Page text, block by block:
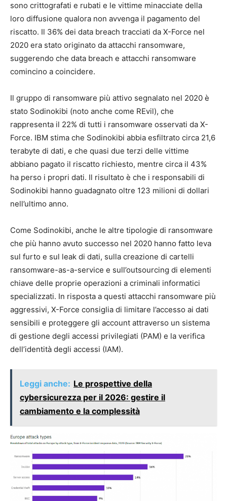
sono crittografati e rubati e le vittime minacciate della
loro diffusione qualora non avvenga il pagamento del
riscatto. Il 36% dei data breach tracciati da X-Force nel
2020 era stato originato da attacchi ransomware,
suggerendo che data breach e attacchi ransomware
comincino a coincidere.
Il gruppo di ransomware più attivo segnalato nel 2020 è
stato Sodinokibi (noto anche come REvil), che
rappresenta il 22% di tutti i ransomware osservati da X-
Force. IBM stima che Sodinokibi abbia esfiltrato circa 21,6
terabyte di dati, e che quasi due terzi delle vittime
abbiano pagato il riscatto richiesto, mentre circa il 43%
ha perso i propri dati. Il risultato è che i responsabili di
Sodinokibi hanno guadagnato oltre 123 milioni di dollari
nell’ultimo anno.
Come Sodinokibi, anche le altre tipologie di ransomware
che più hanno avuto successo nel 2020 hanno fatto leva
sul furto e sul leak di dati, sulla creazione di cartelli
ransomware-as-a-service e sull’outsourcing di elementi
chiave delle proprie operazioni a criminali informatici
specializzati. In risposta a questi attacchi ransomware più
aggressivi, X-Force consiglia di limitare l’accesso ai dati
sensibili e proteggere gli account attraverso un sistema
di gestione degli accessi privilegiati (PAM) e la verifica
dell’identità degli accessi (IAM).
Leggi anche: Le prospettive della
cybersicurezza per il 2026: gestire il
cambiamento e la complessità